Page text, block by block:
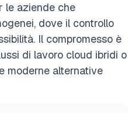
le aziende che
dove il controllo
Il compromesso è
di lavoro cloud ibridi o
moderne alternative